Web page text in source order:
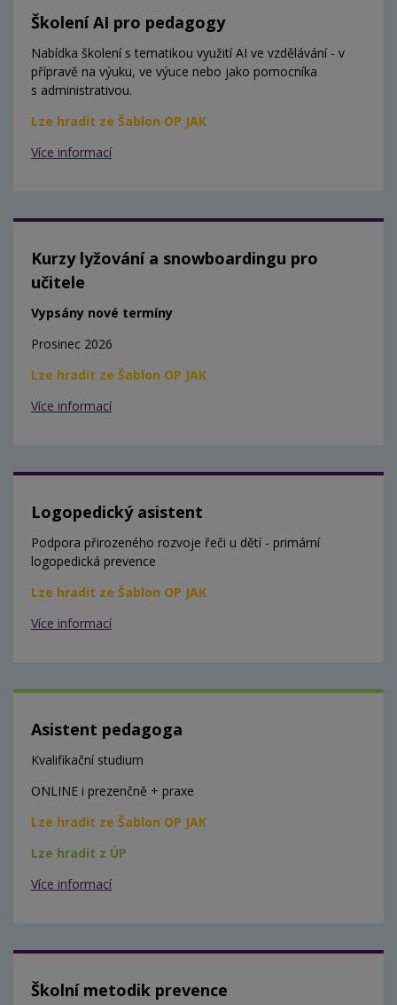
Školení AI pro pedagogy
Nabídka školení s tematikou využití AI ve vzdělávání - v
přípravě na výuku, ve výuce nebo jako pomocníka
s administrativou.
Lze hradit ze Šablon OP JAK
Více informací
Kurzy lyžování a snowboardingu pro
učitele
Vypsány nové termíny
Prosinec 2026
Lze hradit ze Šablon OP JAK
Více informací
Logopedický asistent
Podpora přirozeného rozvoje řeči u dětí - primární
logopedická prevence
Lze hradit ze Šablon OP JAK
Více informací
Asistent pedagoga
Kvalifikační studium
ONLINE i prezenčně + praxe
Lze hradit ze Šablon OP JAK
Lze hradit z ÚP
Více informací
Školní metodik prevence